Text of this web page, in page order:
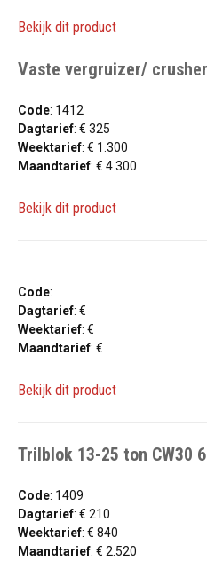
Bekijk dit product
Vaste vergruizer/
Code: 1412
Dagtarief: € 325
Weektarief: € 1.300
Maandtarief: € 4.300
Bekijk dit product
Code:
Dagtarief: €
Weektarief: €
Maandtarief: €
Bekijk dit product
Trilblok 13-25 ton CW30
Code: 1409
Dagtarief: € 210
Weektarief: € 840
Maandtarief: € 2.520